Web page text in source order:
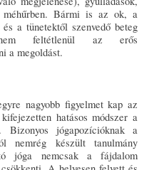
Bármi is az ok, a
a tünetektől szenvedő beteg
feltétlenül az erős
a megoldást.
nagyobb figyelmet kap az
hatásos módszer a
Bizonyos jógapozícióknak a
nemrég készült tanulmány
jóga nemcsak a fájdalom